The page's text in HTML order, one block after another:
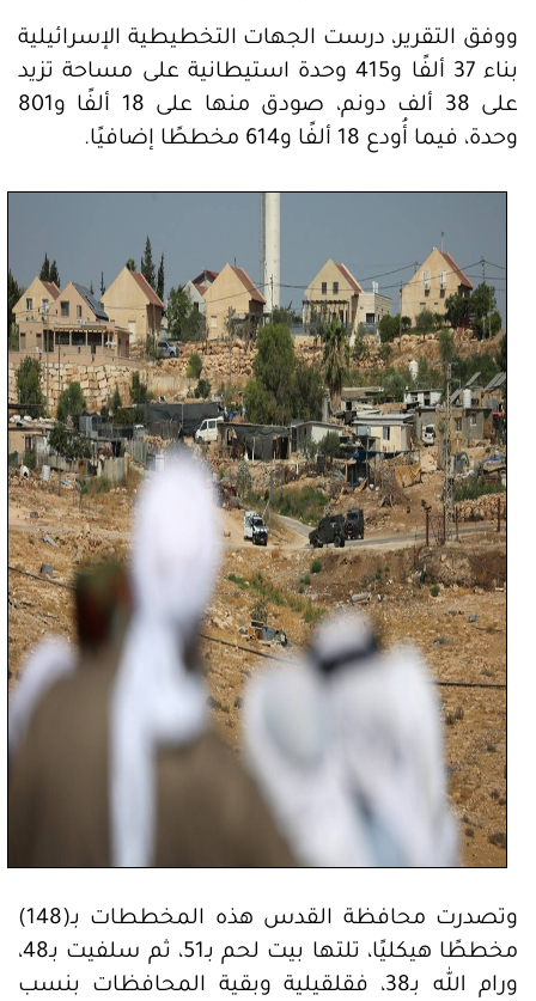
ووفق التقرير، درست الجهات التخطيطية الإسرائيلية
بناء 37 ألفًا و415 وحدة استيطانية على مساحة تزيد
على 38 ألف دونم، صودق منها على 18 ألفًا و801
وحدة، فيما أُودع 18 ألفًا و614 مخططًا إضافيًا.
وتصدرت محافظة القدس هذه المخططات بـ(148)
مخططًا هيكليًا، تلتها بيت لحم بـ51، ثم سلفيت بـ48،
ورام الله بـ38، فقلقيلية وبقية المحافظات بنسب